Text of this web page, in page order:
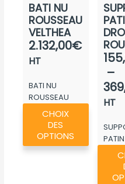
BATI NU
ROUSSEAU
VELTHEA
2.132,00€
HT
BATI NU
ROUSSEAU
VELTHEA
CHOIX
DES
OPTIONS
Ce
plusieurs
–
HT